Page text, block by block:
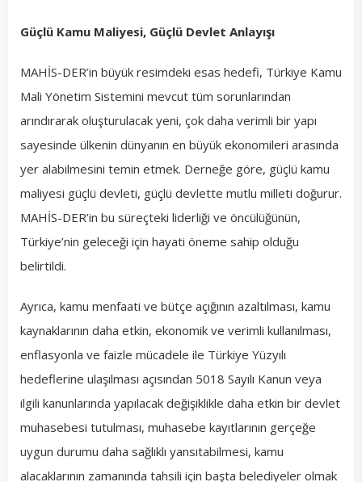
Güçlü Kamu Maliyesi, Güçlü Devlet Anlayışı
MAHİS-DER’in büyük resimdeki esas hedefi, Türkiye Kamu
Mali Yönetim Sistemini mevcut tüm sorunlarından
arındırarak oluşturulacak yeni, çok daha verimli bir yapı
sayesinde ülkenin dünyanın en büyük ekonomileri arasında
yer alabilmesini temin etmek. Derneğe göre, güçlü kamu
maliyesi güçlü devleti, güçlü devlette mutlu milleti doğurur.
MAHİS-DER’in bu süreçteki liderliği ve öncülüğünün,
Türkiye’nin geleceği için hayati öneme sahip olduğu
belirtildi.
Ayrıca, kamu menfaati ve bütçe açığının azaltılması, kamu
kaynaklarının daha etkin, ekonomik ve verimli kullanılması,
enflasyonla ve faizle mücadele ile Türkiye Yüzyılı
hedeflerine ulaşılması açısından 5018 Sayılı Kanun veya
ilgili kanunlarında yapılacak değişiklikle daha etkin bir devlet
muhasebesi tutulması, muhasebe kayıtlarının gerçeğe
uygun durumu daha sağlıklı yansıtabilmesi, kamu
alacaklarının zamanında tahsili için başta belediyeler olmak